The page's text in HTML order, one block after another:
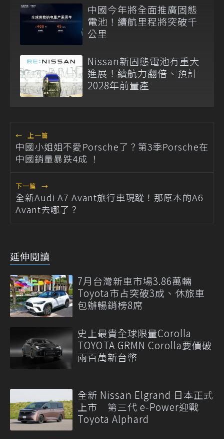
中國今年將全面推廣固態
電池！續航里程將突破千
公里
Nissan新固態電池有重大
進展！續航力翻倍、預計
2028年前量產
← 上一篇
中國小姐姐不愛Porsche了？第3季Porsche在
中國銷量暴跌4成 ！
下一篇 →
全新Audi A7 Avant旅行車現蹤！那原本的A6
Avant去哪了？
延伸閱讀
7月台灣新車市場3.86萬輛
Toyota市占突破3成、休旅車
包辦暢銷榜8席
史上最貴全球限量Corolla
TOYOTA GRMN Corolla要價破
兩百萬新台幣
全新 Nissan Elgrand 日本正式
上市 第三代 e-Power迎戰
Toyota Alphard